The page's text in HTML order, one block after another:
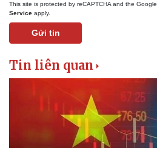
This site is protected by reCAPTCHA and the Google
Service apply.
Gửi tin
Tin liên quan